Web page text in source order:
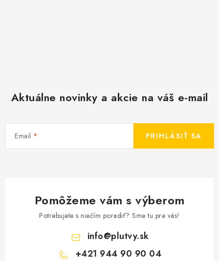
Aktuálne novinky a akcie na váš e-mail
Email PRIHLÁSIŤ SA
Pomôžeme vám s výberom
Potrebujete s niečím poradiť? Sme tu pre vás!
info@plutvy.sk
+421 944 90 90 04